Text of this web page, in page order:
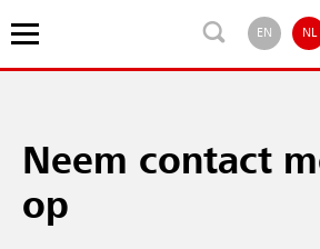
EN NL
Neem contact
op